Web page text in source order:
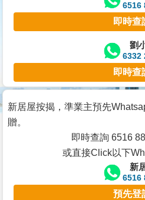
業
主
宅
谷
按
6516
即時查
劉
6332
即時查
新居屋按揭，準業主預先
贈。
即時查詢 6516
或直接Click以下
新
6516
預先登